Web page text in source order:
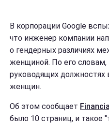
В корпорации Google
что инженер компании
о гендерных различиях
женщиной. По его словам,
руководящих должностях
женщин.
Об этом сообщает
было 10 страниц, и такое